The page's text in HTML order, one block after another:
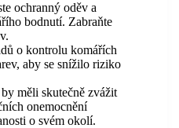
ochranný oděv a
bodnutí. Zabraňte
o kontrolu komářích
aby se snížilo riziko
měli skutečně zvážit
onemocnění
o svém okolí.